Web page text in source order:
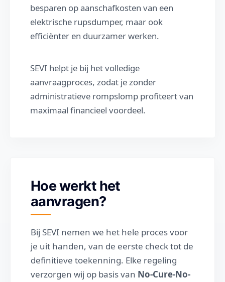
besparen op aanschafkosten van een
elektrische rupsdumper, maar ook
efficiënter en duurzamer werken.
SEVI helpt je bij het volledige
aanvraagproces, zodat je zonder
administratieve rompslomp profiteert van
maximaal financieel voordeel.
Hoe werkt het
aanvragen?
Bij SEVI nemen we het hele proces voor
je uit handen, van de eerste check tot de
definitieve toekenning. Elke regeling
verzorgen wij op basis van No-Cure-No-